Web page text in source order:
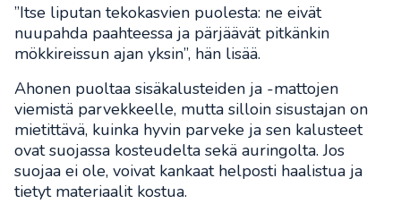
”Itse liputan tekokasvien puolesta: ne eivät
nuupahda paahteessa ja pärjäävät pitkänkin
mökkireissun ajan yksin”, hän lisää.
Ahonen puoltaa sisäkalusteiden ja -mattojen
viemistä parvekkeelle, mutta silloin sisustajan on
mietittävä, kuinka hyvin parveke ja sen kalusteet
ovat suojassa kosteudelta sekä auringolta. Jos
suojaa ei ole, voivat kankaat helposti haalistua ja
tietyt materiaalit kostua.